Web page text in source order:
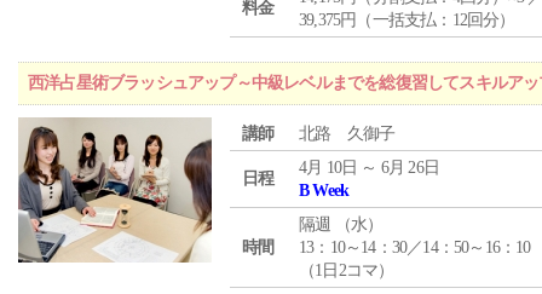
料金
39,375円（一括支払：12回分）
西洋占星術ブラッシュアップ～中級レベルまでを総復習してスキルア
講師 北路 久御子
日程
4月 10日 ～ 6月 26日
B Week
時間
隔週 （水）
13：10～14：30／14：50～16：10
（1日2コマ）